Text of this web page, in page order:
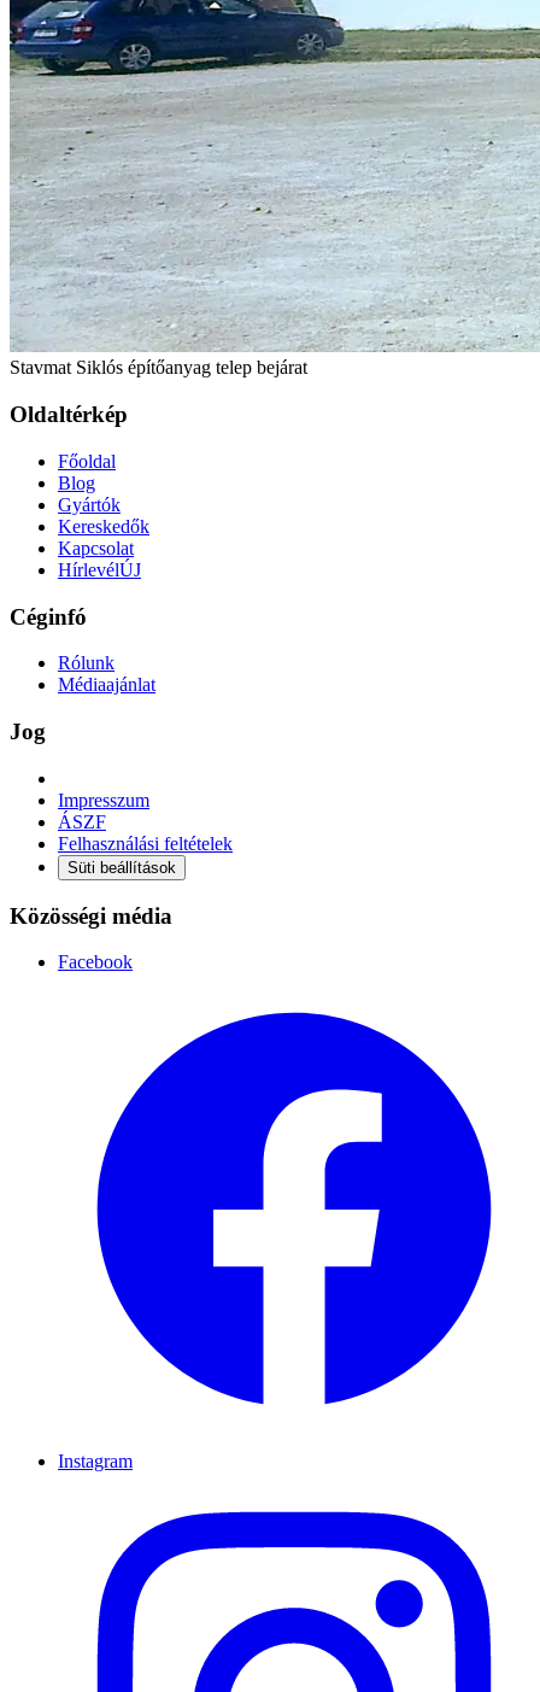
Stavmat Siklós építőanyag telep bejárat
Oldaltérkép
Főoldal
Blog
Gyártók
Kereskedők
Kapcsolat
HírlevélÚJ
Céginfó
Rólunk
Médiaajánlat
Jog
Impresszum
ÁSZF
Felhasználási feltételek
Süti beállítások
Közösségi média
Facebook
Instagram